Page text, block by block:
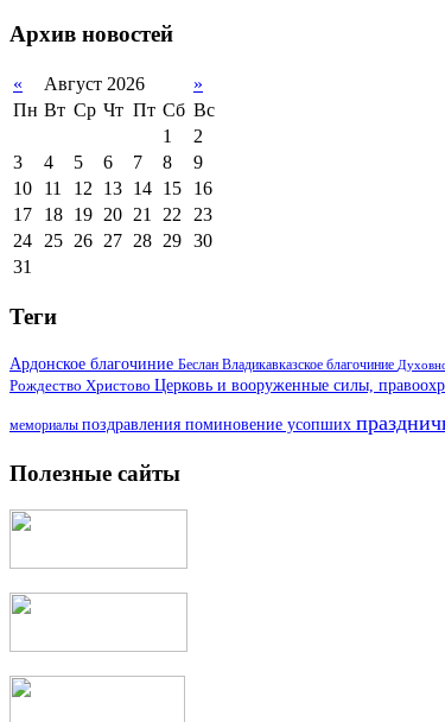
Архив новостей
« Август 2026
»
Пн Вт Ср Чт Пт Сб Вс
1
2
3
4 5 6 7 8
9
10
11 12 13 14 15
16
17
18 19 20 21 22
23
24
25 26 27 28 29 30
31
Теги
Ардонское благочиние Беслан Владикавказское благочиние
Рождество Христово Церковь и вооруженные силы,
мемориалы поздравления поминовение усопших
Полезные сайты